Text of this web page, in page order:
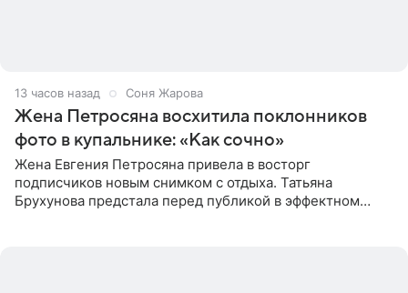
13 часов назад Соня Жарова
Жена Петросяна восхитила поклонников
фото в купальнике: «Как сочно»
Жена Евгения Петросяна привела в восторг
подписчиков новым снимком с отдыха. Татьяна
Брухунова предстала перед публикой в эффектном